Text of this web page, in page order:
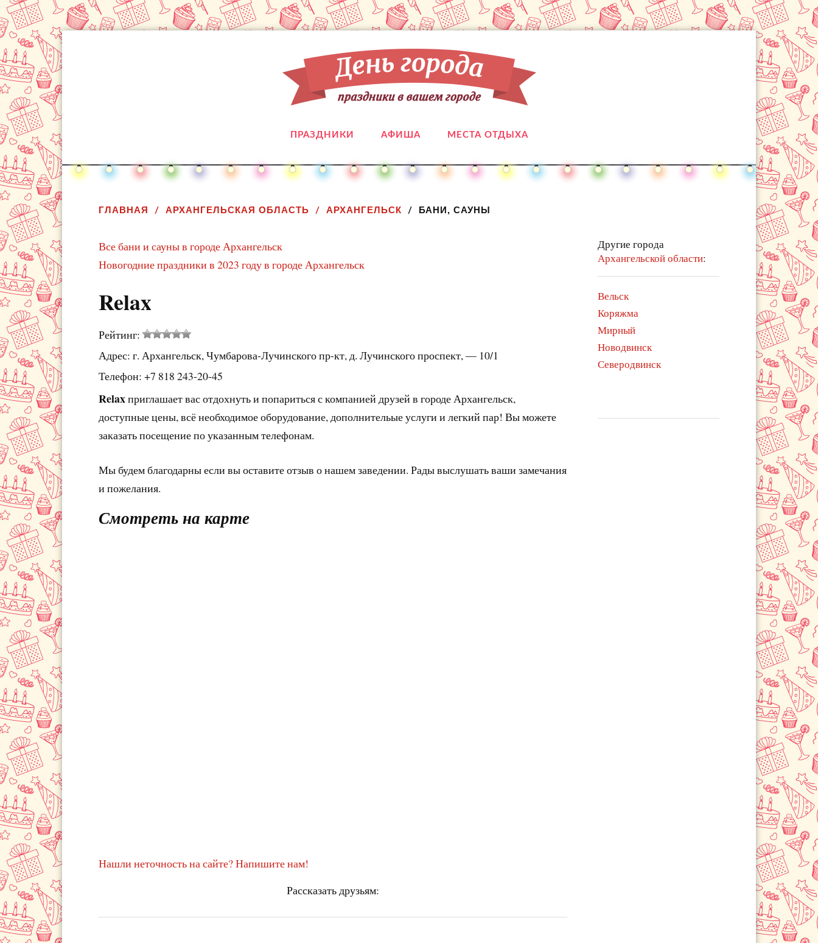
ПРАЗДНИКИ АФИША МЕСТА ОТДЫХА
ГЛАВНАЯ АРХАНГЕЛЬСКАЯ ОБЛАСТЬ АРХАНГЕЛЬСК БАНИ, САУНЫ
Другие города
Архангельской области:
Вельск
Коряжма
Мирный
Новодвинск
Северодвинск
Все бани и сауны в городе Архангельск
Новогодние праздники в 2023 году в городе Архангельск
Relax
Рейтинг:
Адрес: г. Архангельск, Чумбарова-Лучинского пр-кт, д. Лучинского проспект, — 10/1
Телефон: +7 818 243-20-45
Relaxприглашает вас отдохнуть и попариться с компанией друзей в городе Архангельск,
доступные цены, всё необходимое оборудование, дополнительые услуги и легкий пар! Вы можете
заказать посещение по указанным телефонам.
Мы будем благодарны если вы оставите отзыв о нашем заведении. Рады выслушать ваши замечания
и пожелания.
Смотреть на карте
Нашли неточность на сайте? Напишите нам!
Рассказать друзьям: